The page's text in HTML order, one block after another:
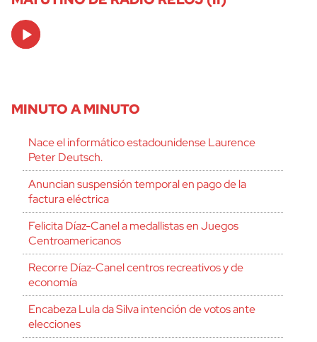
Audio
Player
MINUTO A MINUTO
Nace el informático estadounidense Laurence
Peter Deutsch.
Anuncian suspensión temporal en pago de la
factura eléctrica
Felicita Díaz-Canel a medallistas en Juegos
Centroamericanos
Recorre Díaz-Canel centros recreativos y de
economía
Encabeza Lula da Silva intención de votos ante
elecciones